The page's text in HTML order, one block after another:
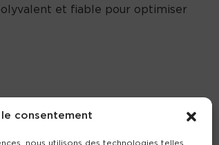
consentement
nous utilisons des technologies telles
et fiable pour optimiser